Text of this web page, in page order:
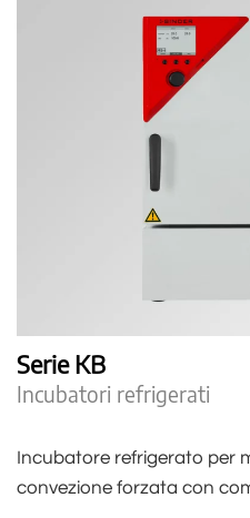
Serie KB
Incubatori refrigerati
Incubatore refrigerato per
convezione forzata con